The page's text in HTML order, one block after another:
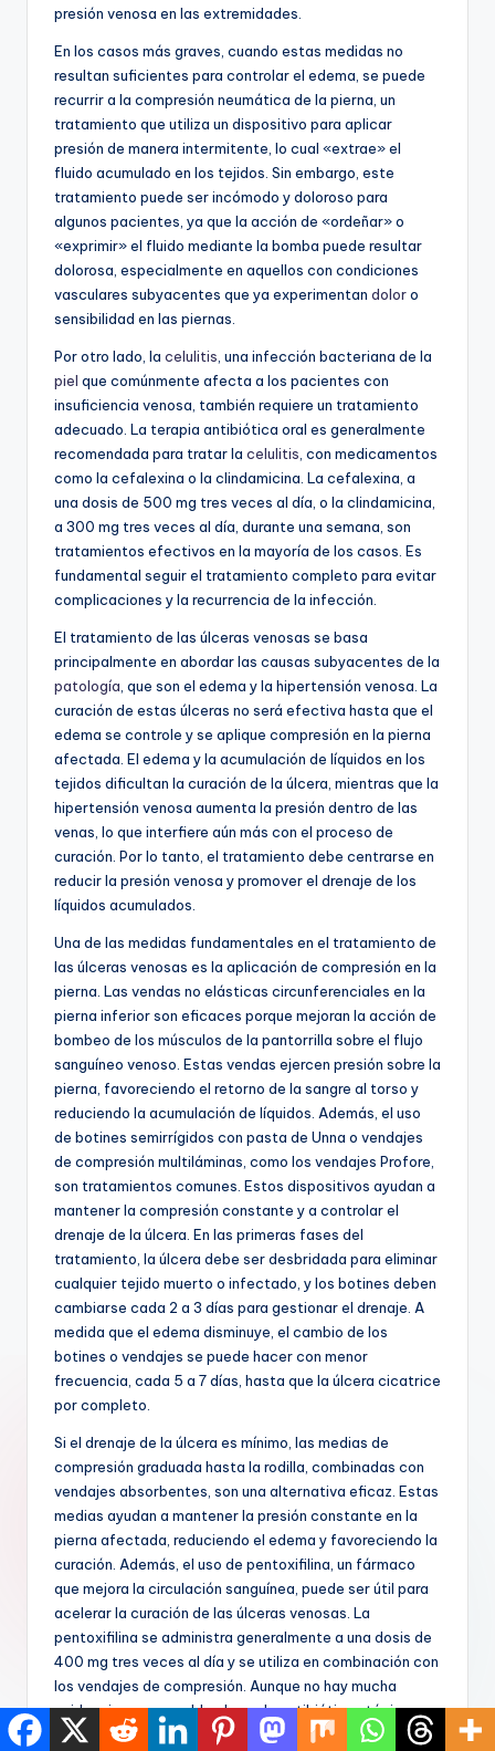
presión venosa en las extremidades.
En los casos más graves, cuando estas medidas no
resultan suficientes para controlar el edema, se puede
recurrir a la compresión neumática de la pierna, un
tratamiento que utiliza un dispositivo para aplicar
presión de manera intermitente, lo cual «extrae» el
fluido acumulado en los tejidos. Sin embargo, este
tratamiento puede ser incómodo y doloroso para
algunos pacientes, ya que la acción de «ordeñar» o
«exprimir» el fluido mediante la bomba puede resultar
dolorosa, especialmente en aquellos con condiciones
vasculares subyacentes que ya experimentan doloro
sensibilidad en las piernas.
Por otro lado, la celulitis , una infección bacteriana de la
piel que comúnmente afecta a los pacientes con
insuficiencia venosa, también requiere un tratamiento
adecuado. La terapia antibiótica oral es generalmente
recomendada para tratar la celulitis , con medicamentos
como la cefalexina o la clindamicina. La cefalexina, a
una dosis de 500 mg tres veces al día, o la clindamicina,
a 300 mg tres veces al día, durante una semana, son
tratamientos efectivos en la mayoría de los casos. Es
fundamental seguir el tratamiento completo para evitar
complicaciones y la recurrencia de la infección.
El tratamiento de las úlceras venosas se basa
principalmente en abordar las causas subyacentes de la
patología , que son el edema y la hipertensión venosa. La
curación de estas úlceras no será efectiva hasta que el
edema se controle y se aplique compresión en la pierna
afectada. El edema y la acumulación de líquidos en los
tejidos dificultan la curación de la úlcera, mientras que la
hipertensión venosa aumenta la presión dentro de las
venas, lo que interfiere aún más con el proceso de
curación. Por lo tanto, el tratamiento debe centrarse en
reducir la presión venosa y promover el drenaje de los
líquidos acumulados.
Una de las medidas fundamentales en el tratamiento de
las úlceras venosas es la aplicación de compresión en la
pierna. Las vendas no elásticas circunferenciales en la
pierna inferior son eficaces porque mejoran la acción de
bombeo de los músculos de la pantorrilla sobre el flujo
sanguíneo venoso. Estas vendas ejercen presión sobre la
pierna, favoreciendo el retorno de la sangre al torso y
reduciendo la acumulación de líquidos. Además, el uso
de botines semirrígidos con pasta de Unna o vendajes
de compresión multiláminas, como los vendajes Profore,
son tratamientos comunes. Estos dispositivos ayudan a
mantener la compresión constante y a controlar el
drenaje de la úlcera. En las primeras fases del
tratamiento, la úlcera debe ser desbridada para eliminar
cualquier tejido muerto o infectado, y los botines deben
cambiarse cada 2 a 3 días para gestionar el drenaje. A
medida que el edema disminuye, el cambio de los
botines o vendajes se puede hacer con menor
frecuencia, cada 5 a 7 días, hasta que la úlcera cicatrice
por completo.
Si el drenaje de la úlcera es mínimo, las medias de
compresión graduada hasta la rodilla, combinadas con
vendajes absorbentes, son una alternativa eficaz. Estas
medias ayudan a mantener la presión constante en la
pierna afectada, reduciendo el edema y favoreciendo la
curación. Además, el uso de pentoxifilina, un fármaco
que mejora la circulación sanguínea, puede ser útil para
acelerar la curación de las úlceras venosas. La
pentoxifilina se administra generalmente a una dosis de
400 mg tres veces al día y se utiliza en combinación con
los vendajes de compresión. Aunque no hay mucha
evidencia que respalde el uso de antibióticos tópicos en
ausencia de infección, si hay presencia de
celulitis
junto